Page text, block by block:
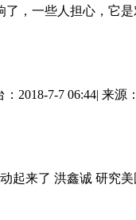
，一些人担心，它
：2018-7-7 06:44|
起来了 洪鑫诚 研究